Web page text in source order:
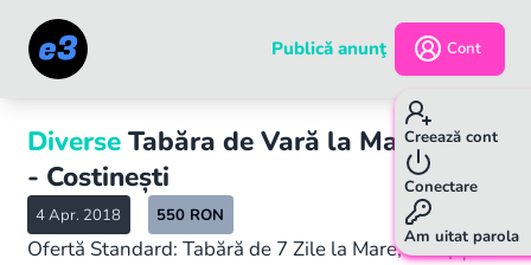
Publică anunţ Cont
Creează cont
Conectare
Am uitat parola
Diverse Tabăra de Vară la Mare 2018
- Costinești
4 Apr. 2018 550 RON
Ofertă Standard: Tabără de 7 Zile la Mare, 6 Nopți de